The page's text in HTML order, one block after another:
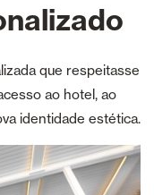
que respeitasse
ao hotel, ao
identidade estética.